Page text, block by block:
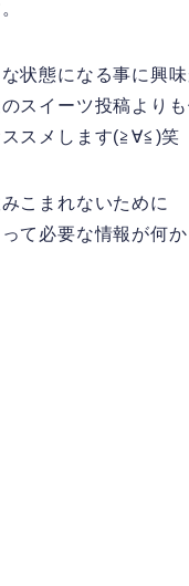
状態になる事に興
スイーツ投稿より
スメします(≧∀≦)笑
こまれないために
って必要な情報が何